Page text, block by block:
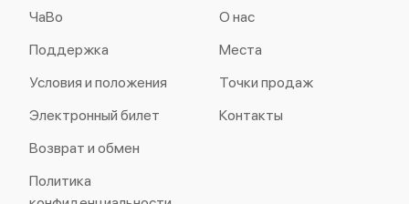
ЧаВо
Поддержка
Условия и положения
Электронный билет
Возврат и обмен
Политика
О нас
Места
Точки продаж
Контакты